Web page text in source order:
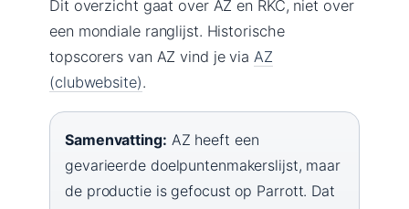
Dit overzicht gaat over AZ en RKC, niet over
een mondiale ranglijst. Historische
topscorers van AZ vind je via AZ
(clubwebsite).
Samenvatting: AZ heeft een
gevarieerde doelpuntenmakerslijst, maar
de productie is gefocust op Parrott. Dat